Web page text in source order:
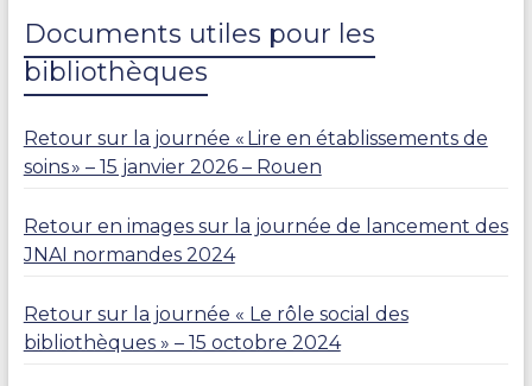
Documents utiles pour les
bibliothèques
Retour sur la journée « Lire en établissements de
soins » – 15 janvier 2026 – Rouen
Retour en images sur la journée de lancement des
JNAI normandes 2024
Retour sur la journée « Le rôle social des
bibliothèques » – 15 octobre 2024